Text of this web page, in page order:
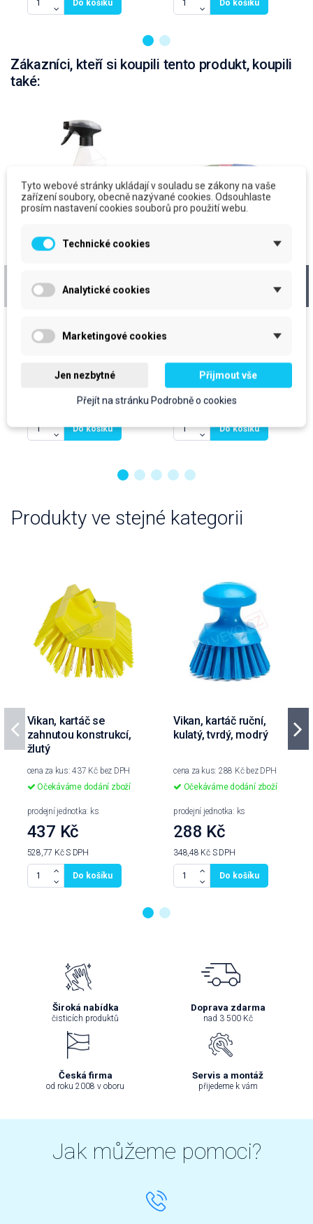
Do košíku Do košíku
Zákazníci, kteří si koupili tento produkt, koupili
také:
nábytek, 750ml
Skladem
74 Kč
S DPH
Do košíku
205g, 30x35cm, žlutá
prodejní jednotka: ks
10,35 Kč
12,52 KčS DPH
Do košíku
Produkty ve stejné kategorii
Vikan, kartáč se
zahnutou konstrukcí,
žlutý
cena za kus: 437 Kč bez DPH
Očekáváme dodání zboží
prodejní jednotka: ks
437 Kč
528,77 KčS DPH
Do košíku
Vikan, kartáč ruční,
kulatý, tvrdý, modrý
cena za kus: 288 Kč bez DPH
Očekáváme dodání zboží
prodejní jednotka: ks
288 Kč
348,48 Kč S DPH
Do košíku
Široká nabídka
čisticích produktů
Doprava zdarma
nad 3 500 Kč
Česká firma
od roku 2008 v oboru
Servis a montáž
přijedeme k vám
Jak můžeme pomoci?
Tyto webové stránky ukládají v souladu se zákony na vaše
zařízení soubory, obecně nazývané cookies. Odsouhlaste
prosím nastavení cookies souborů pro použití webu.
Technické cookies
Analytické cookies
Marketingové cookies
Jen nezbytné Přijmout vše
Přejít na stránku Podrobně o cookies